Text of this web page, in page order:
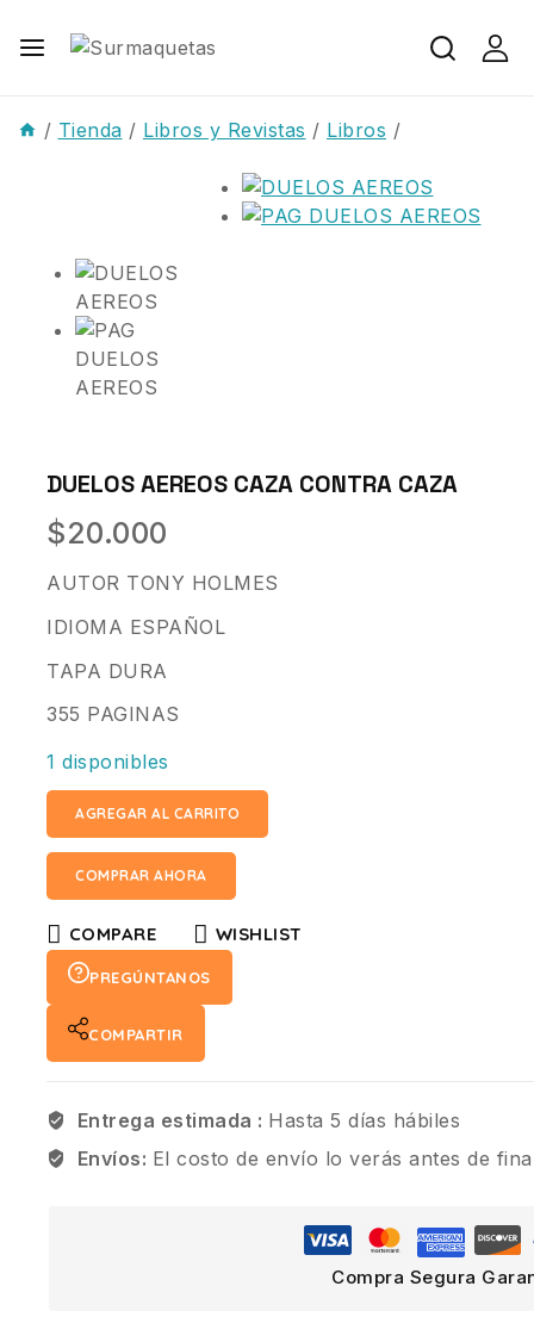
/ Tienda / Libros y Revistas / Libros /
DUELOS AEREOS CAZA CONTRA CAZA
$20.000
AUTOR TONY HOLMES
IDIOMA ESPAÑOL
TAPA DURA
355 PAGINAS
1 disponibles
AGREGAR AL CARRITO
COMPRAR AHORA
COMPARE WISHLIST
PREGÚNTANOS
COMPARTIR
Entrega estimada : Hasta 5 días hábiles
Envíos: El costo de envío lo verás antes de
Compra Segura